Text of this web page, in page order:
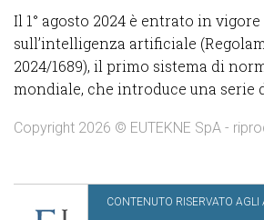
Il 1° agosto 2024 è entrato in
sull’intelligenza artificiale
2024/1689), il primo sistema di
mondiale, che introduce una serie
Copyright 2026 © EUTEKNE SpA -
CONTENUTO RISERVATO AGLI